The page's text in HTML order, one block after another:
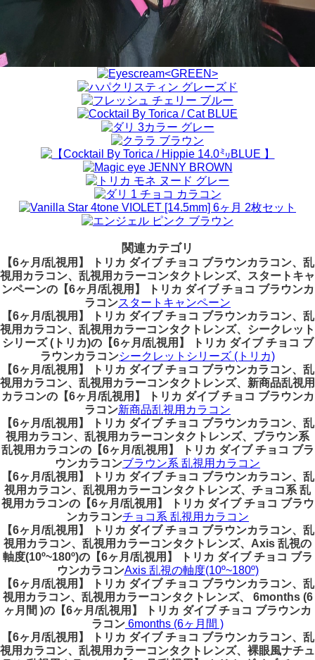
関連カテゴリ
【6ヶ月/乱視用】 トリカ ダイブ チョコ ブラウンカラコン、乱
視用カラコン、乱視用カラーコンタクトレンズ、スタートキャ
ンペーンの【6ヶ月/乱視用】 トリカ ダイブ チョコ ブラウンカ
ラコンスタートキャンペーン
【6ヶ月/乱視用】 トリカ ダイブ チョコ ブラウンカラコン、乱
視用カラコン、乱視用カラーコンタクトレンズ、シークレット
シリーズ (トリカ)の【6ヶ月/乱視用】 トリカ ダイブ チョコ ブ
ラウンカラコンシークレットシリーズ (トリカ)
【6ヶ月/乱視用】 トリカ ダイブ チョコ ブラウンカラコン、乱
視用カラコン、乱視用カラーコンタクトレンズ、新商品乱視用
カラコンの【6ヶ月/乱視用】 トリカ ダイブ チョコ ブラウンカ
ラコン新商品乱視用カラコン
【6ヶ月/乱視用】 トリカ ダイブ チョコ ブラウンカラコン、乱
視用カラコン、乱視用カラーコンタクトレンズ、ブラウン系
乱視用カラコンの【6ヶ月/乱視用】 トリカ ダイブ チョコ ブラ
ウンカラコンブラウン系 乱視用カラコン
【6ヶ月/乱視用】 トリカ ダイブ チョコ ブラウンカラコン、乱
視用カラコン、乱視用カラーコンタクトレンズ、チョコ系 乱
視用カラコンの【6ヶ月/乱視用】 トリカ ダイブ チョコ ブラウ
ンカラコンチョコ系 乱視用カラコン
【6ヶ月/乱視用】 トリカ ダイブ チョコ ブラウンカラコン、乱
視用カラコン、乱視用カラーコンタクトレンズ、Axis 乱視の
軸度(10º~180º)の【6ヶ月/乱視用】 トリカ ダイブ チョコ ブラ
ウンカラコンAxis 乱視の軸度(10º~180º)
【6ヶ月/乱視用】 トリカ ダイブ チョコ ブラウンカラコン、乱
視用カラコン、乱視用カラーコンタクトレンズ、 6months (6
ヶ月間 )の【6ヶ月/乱視用】 トリカ ダイブ チョコ ブラウンカ
ラコン 6months (6ヶ月間 )
【6ヶ月/乱視用】 トリカ ダイブ チョコ ブラウンカラコン、乱
視用カラコン、乱視用カラーコンタクトレンズ、裸眼風ナチュ